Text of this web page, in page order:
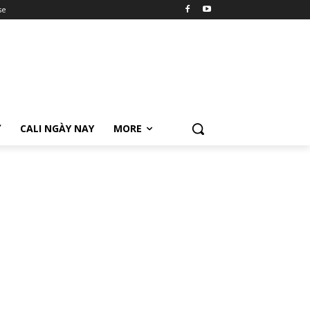
CALI NGÀY NAY MORE